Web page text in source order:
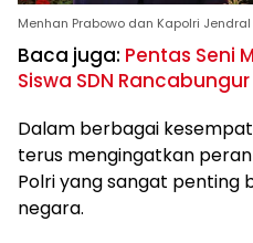
Menhan Prabowo dan Kapolri Jendral
Baca juga: Pentas Seni
Siswa SDN
Dalam berbagai
terus mengingatkan
Polri yang sangat penting
negara.